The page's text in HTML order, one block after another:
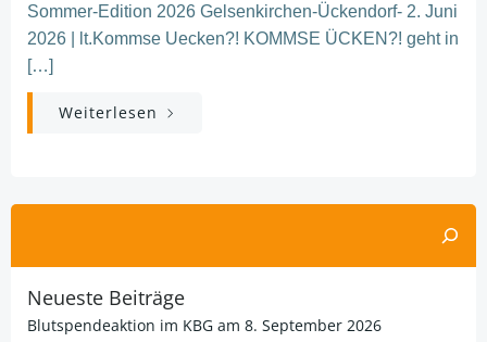
Sommer-Edition 2026 Gelsenkirchen-Ückendorf- 2. Juni
2026 | lt.Kommse Uecken?! KOMMSE ÜCKEN?! geht in
[…]
Weiterlesen
Neueste Beiträge
Blutspendeaktion im KBG am 8. September 2026